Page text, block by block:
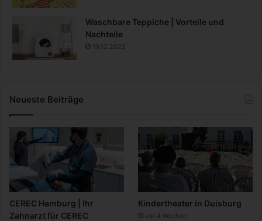
Waschbare Teppiche | Vorteile und
Nachteile
19.12.2022
Neueste Beiträge
CEREC Hamburg | Ihr
Zahnarzt für CEREC
Kindertheater in Duisburg
vor 4 Wochen